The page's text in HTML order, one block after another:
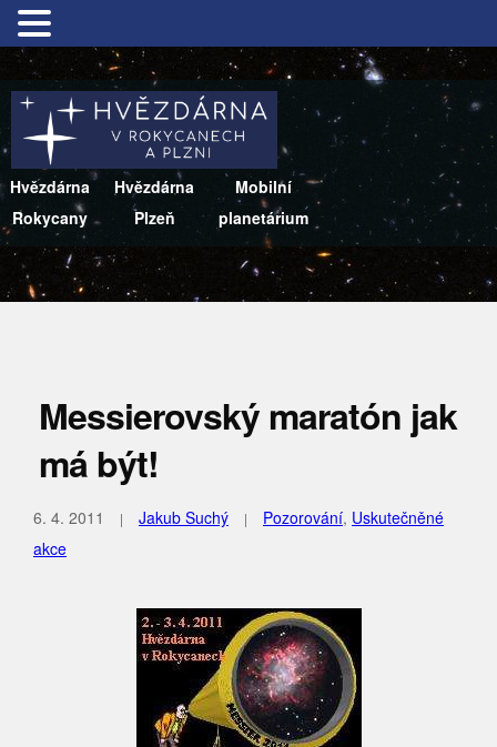
Hvězdárna
Rokycany
Hvězdárna
Plzeň
Mobilní
planetárium
Messierovský maratón jak
má být!
6. 4. 2011 Jakub Suchý Pozorování, Uskutečněné
akce